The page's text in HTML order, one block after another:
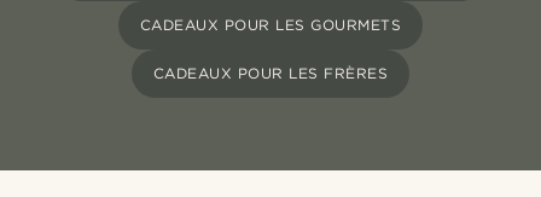
CADEAUX POUR LES GOURMETS
CADEAUX POUR LES FRÈRES